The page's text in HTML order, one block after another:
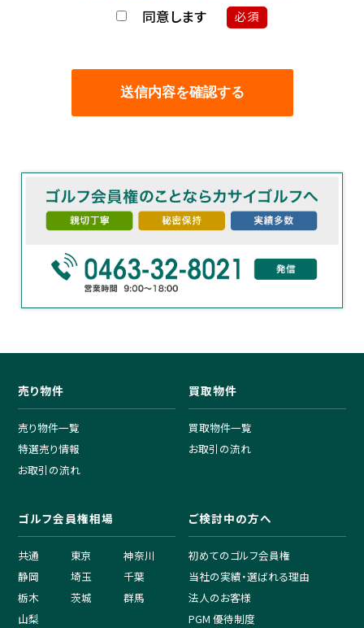
同意します 必須
売り物件
売り物件一覧
特選売り情報
お取引の流れ
買取物件
買取物件一覧
お取引の流れ
ゴルフ会員権相場
共通 東京
神奈川
静岡
埼玉
千葉
栃木
茨城
群馬
山梨
ご検討中の方へ
初めてのゴルフ会員権
当社の実績・選ばれる理由
法人のお客様
PGM 優待制度